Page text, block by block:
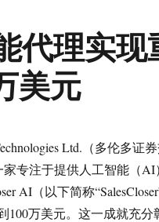
代理实现
美元
Ltd.（多伦多证
专注于提供人工智能（AI
AI（以下简称
100万美元。这一成就充分